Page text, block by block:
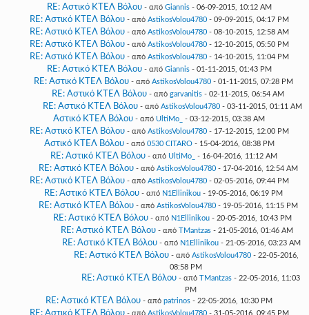
RE: Αστικό ΚΤΕΛ Βόλου - από Giannis- 06-09-2015, 10:12 AM
RE: Αστικό ΚΤΕΛ Βόλου - από AstikosVolou4780- 09-09-2015, 04:17 PM
RE: Αστικό ΚΤΕΛ Βόλου - από AstikosVolou4780- 08-10-2015, 12:58 AM
RE: Αστικό ΚΤΕΛ Βόλου - από AstikosVolou4780- 12-10-2015, 05:50 PM
RE: Αστικό ΚΤΕΛ Βόλου - από AstikosVolou4780- 14-10-2015, 11:04 PM
RE: Αστικό ΚΤΕΛ Βόλου - από Giannis- 01-11-2015, 01:43 PM
RE: Αστικό ΚΤΕΛ Βόλου - από AstikosVolou4780 - 01-11-2015, 07:28 PM
RE: Αστικό ΚΤΕΛ Βόλου - από garvanitis - 02-11-2015, 06:54 AM
RE: Αστικό ΚΤΕΛ Βόλου - από AstikosVolou4780 - 03-11-2015, 01:11 AM
Αστικό ΚΤΕΛ Βόλου - από UltiMo_ - 03-12-2015, 03:38 AM
RE: Αστικό ΚΤΕΛ Βόλου - από AstikosVolou4780- 17-12-2015, 12:00 PM
Αστικό ΚΤΕΛ Βόλου - από 0530 CITARO- 15-04-2016, 08:38 PM
RE: Αστικό ΚΤΕΛ Βόλου - από UltiMo_ - 16-04-2016, 11:12 AM
RE: Αστικό ΚΤΕΛ Βόλου - από AstikosVolou4780- 17-04-2016, 12:54 AM
RE: Αστικό ΚΤΕΛ Βόλου - από AstikosVolou4780- 02-05-2016, 09:44 PM
RE: Αστικό ΚΤΕΛ Βόλου - από N1Ellinikou - 19-05-2016, 06:19 PM
RE: Αστικό ΚΤΕΛ Βόλου - από AstikosVolou4780- 19-05-2016, 11:15 PM
RE: Αστικό ΚΤΕΛ Βόλου - από N1Ellinikou - 20-05-2016, 10:43 PM
RE: Αστικό ΚΤΕΛ Βόλου - από TMantzas - 21-05-2016, 01:46 AM
RE: Αστικό ΚΤΕΛ Βόλου - από N1Ellinikou - 21-05-2016, 03:23 AM
RE: Αστικό ΚΤΕΛ Βόλου - από AstikosVolou4780- 22-05-2016,
08:58 PM
RE: Αστικό ΚΤΕΛ Βόλου - από TMantzas- 22-05-2016, 11:03
PM
RE: Αστικό ΚΤΕΛ Βόλου - από patrinos - 22-05-2016, 10:30 PM
- από AstikosVolou4780- 31-05-2016, 09:45 PM